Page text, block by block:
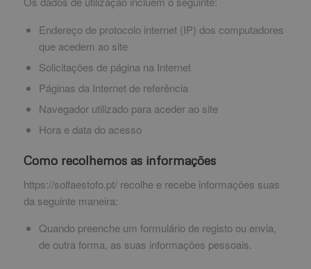
Endereço de protocolo internet (IP) dos computadores
que acedem ao site
Solicitações de página na Internet
Páginas da Internet de referência
Navegador utilizado para aceder ao site
Hora e data do acesso
Como recolhemos as informações
https://solfaestofo.pt/ recolhe e recebe informações suas
da seguinte maneira:
Quando preenche um formulário de registo ou envia,
de outra forma, as suas informações pessoais.